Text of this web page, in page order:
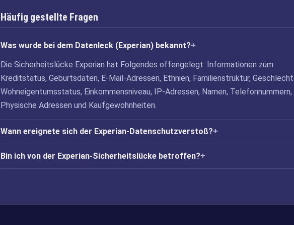
Häufig gestellte Fragen
Was wurde bei dem Datenleck (Experian) bekannt?
Die Sicherheitslücke Experian hat Folgendes offengelegt: Informationen zum
Kreditstatus, Geburtsdaten, E-Mail-Adressen, Ethnien, Familienstruktur,
Wohneigentumsstatus, Einkommensniveau, IP-Adressen, Namen, Telefonnummern,
Physische Adressen und Kaufgewohnheiten.
Wann ereignete sich der Experian-Datenschutzverstoß?
Bin ich von der Experian-Sicherheitslücke betroffen?